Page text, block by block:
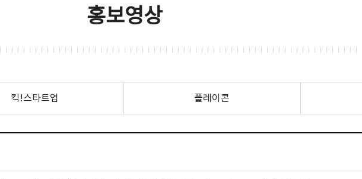
홍보영상
킥!스타트업 플레이콘